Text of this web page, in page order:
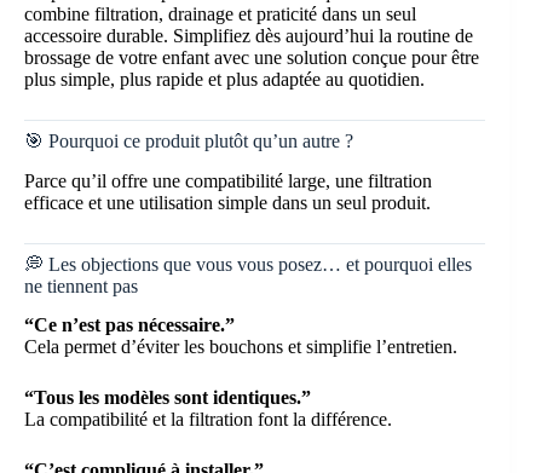
combine filtration, drainage et praticité dans un seul
accessoire durable. Simplifiez dès aujourd’hui la routine de
brossage de votre enfant avec une solution conçue pour être
plus simple, plus rapide et plus adaptée au quotidien.
🎯 Pourquoi ce produit plutôt qu’un autre ?
Parce qu’il offre une compatibilité large, une filtration
efficace et une utilisation simple dans un seul produit.
💭 Les objections que vous vous posez… et pourquoi elles
ne tiennent pas
“Ce n’est pas nécessaire.”
Cela permet d’éviter les bouchons et simplifie l’entretien.
“Tous les modèles sont identiques.”
La compatibilité et la filtration font la différence.